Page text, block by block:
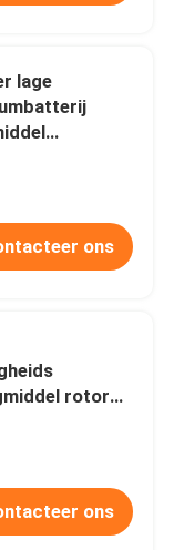
lage
40°C
ons
rotor
DP
ons
Van het de Rotor Industriële Ontvochtigingstoestel van de adsorptie de Lage Vochtigheid Eenheid Economische 8.49kw